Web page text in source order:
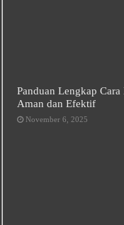
Panduan Lengkap
Aman dan Efektif
November 6, 2025